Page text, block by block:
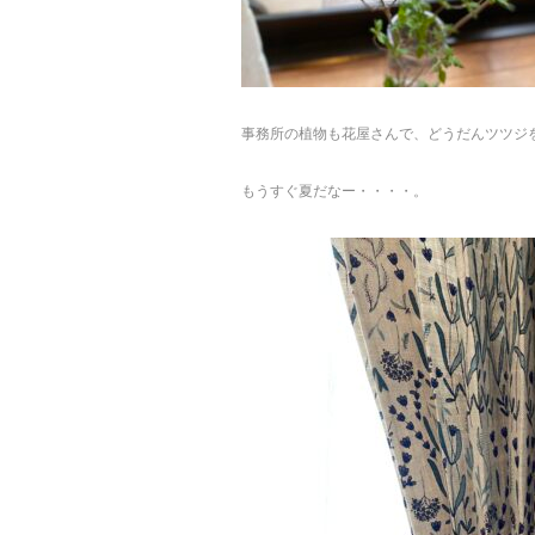
事務所の植物も花屋さんで、どうだんツツジ
もうすぐ夏だなー・・・・。